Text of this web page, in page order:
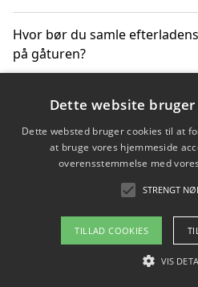
Hvor bør du samle
på gåturen?
Sådan rydder du effektivt op
Copyright 2026 -
Om / kontakt
Blog
Dette website
Dette websted bruger cookies til at
at bruge vores hjemmeside
overensstemmelse med
STRENGT
TILLAD COOKIES
VIS